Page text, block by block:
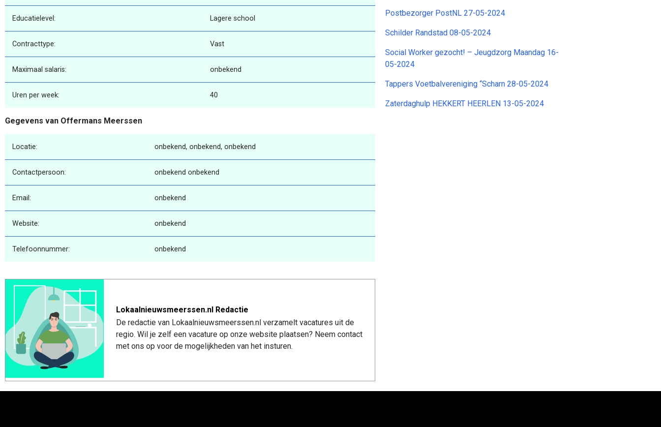
Educatielevel: Lagere school
Contracttype: Vast
Maximaal salaris: onbekend
Uren per week: 40
Gegevens van Offermans Meerssen
Locatie: onbekend, onbekend, onbekend
Contactpersoon: onbekend onbekend
Email: onbekend
Website: onbekend
Telefoonnummer: onbekend
Lokaalnieuwsmeerssen.nl Redactie
De redactie van Lokaalnieuwsmeerssen.nl verzamelt vacatures uit de
regio. Wil je zelf een vacature op onze website plaatsen? Neem contact
met ons op voor de mogelijkheden van het insturen.
Postbezorger PostNL 27-05-2024
Schilder Randstad 08-05-2024
Social Worker gezocht! – Jeugdzorg Maandag 16-
05-2024
Tappers Voetbalvereniging “Scharn 28-05-2024
Zaterdaghulp HEKKERT HEERLEN 13-05-2024